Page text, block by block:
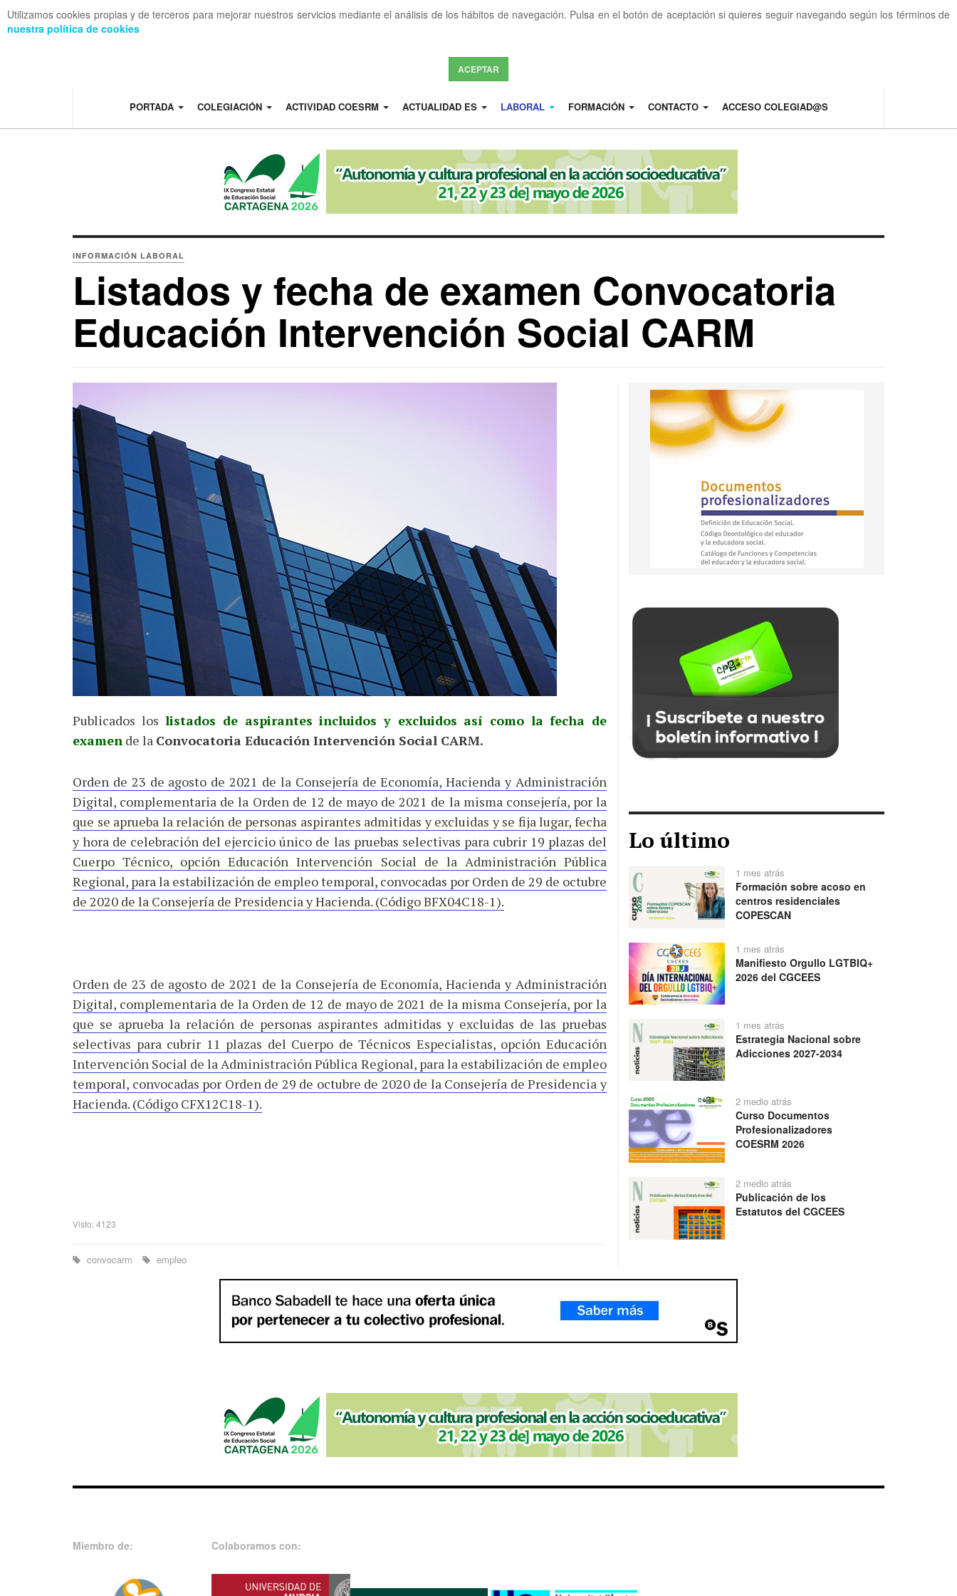
Utilizamos cookies propias y de terceros para mejorar nuestros servicios mediante el análisis de los hábitos de navegación. Pulsa en el botón de aceptación si quieres seguir navegando según los términos de
nuestra política de cookies
ACEPTAR
PORTADA COLEGIACIÓN ACTIVIDAD COESRM ACTUALIDAD ES LABORAL FORMACIÓN CONTACTO ACCESO COLEGIAD@S
INFORMACIÓN LABORAL
Listados y fecha de examen Convocatoria
Educación Intervención Social CARM
Publicados los listados de aspirantes incluidos y excluidos así como la fecha de
examen de la Convocatoria Educación Intervención Social CARM.
Orden de 23 de agosto de 2021 de la Consejería de Economía, Hacienda y Administración
Digital, complementaria de la Orden de 12 de mayo de 2021 de la misma consejería, por la
que se aprueba la relación de personas aspirantes admitidas y excluidas y se fija lugar, fecha
y hora de celebración del ejercicio único de las pruebas selectivas para cubrir 19 plazas del
Cuerpo Técnico, opción Educación Intervención Social de la Administración Pública
Regional, para la estabilización de empleo temporal, convocadas por Orden de 29 de octubre
de 2020 de la Consejería de Presidencia y Hacienda. (Código BFX04C18-1).
Orden de 23 de agosto de 2021 de la Consejería de Economía, Hacienda y Administración
Digital, complementaria de la Orden de 12 de mayo de 2021 de la misma Consejería, por la
que se aprueba la relación de personas aspirantes admitidas y excluidas de las pruebas
selectivas para cubrir 11 plazas del Cuerpo de Técnicos Especialistas, opción Educación
Intervención Social de la Administración Pública Regional, para la estabilización de empleo
temporal, convocadas por Orden de 29 de octubre de 2020 de la Consejería de Presidencia y
Hacienda. (Código CFX12C18-1).
Visto: 4123
convocarm empleo
Lo último
1 mes atrás
Formación sobre acoso en
centros residenciales
COPESCAN
1 mes atrás
Manifiesto Orgullo LGTBIQ+
2026 del CGCEES
1 mes atrás
Estrategia Nacional sobre
Adicciones 2027-2034
2 medio atrás
Curso Documentos
Profesionalizadores
COESRM 2026
2 medio atrás
Publicación de los
Estatutos del CGCEES
Miembro de: Colaboramos con: